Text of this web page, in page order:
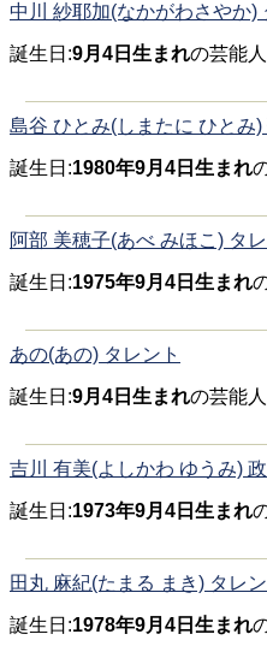
中川 紗耶加(なかがわさやか)
誕生日:9月4日生まれの芸能
島谷 ひとみ(しまたに ひとみ)
誕生日:1980年9月4日生まれ
阿部 美穂子(あべ みほこ) タ
誕生日:1975年9月4日生まれ
あの(あの) タレント
誕生日:9月4日生まれの芸能
吉川 有美(よしかわ ゆうみ)
誕生日:1973年9月4日生まれ
田丸 麻紀(たまる まき) タレン
誕生日:1978年9月4日生まれ